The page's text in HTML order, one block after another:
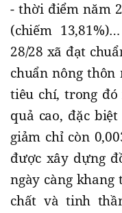
- thời điểm năm
(chiếm
28/28 xã đạt
chuẩn nông thôn
tiêu chí, trong
quả cao, đặc
giảm chỉ còn
được xây dựng
ngày càng khang
chất và tinh